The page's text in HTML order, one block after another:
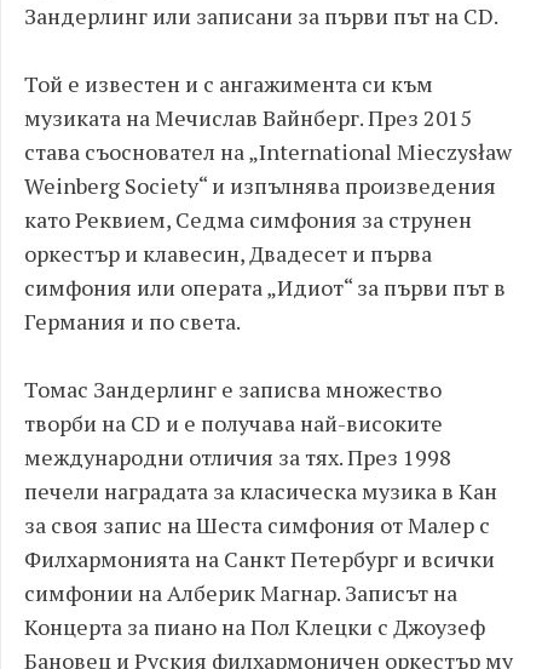
Зандерлинг или записани за първи път на CD.
Той е известен и с ангажимента си към
музиката на Мечислав Вайнберг. През 2015
става съосновател на „International Mieczysław
Weinberg Society“ и изпълнява произведения
като Реквием, Седма симфония за струнен
оркестър и клавесин, Двадесет и първа
симфония или операта „Идиот“ за първи път в
Германия и по света.
Томас Зандерлинг е записва множество
творби на CD и е получава най-високите
международни отличия за тях. През 1998
печели наградата за класическа музика в Кан
за своя запис на Шеста симфония от Малер с
Филхармонията на Санкт Петербург и всички
симфонии на Алберик Магнар. Записът на
Концерта за пиано на Пол Клецки с Джоузеф
Бановец и Руския филхармоничен оркестър му